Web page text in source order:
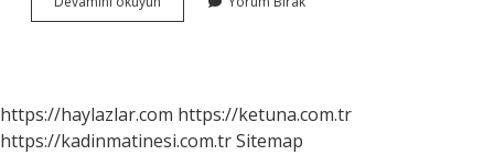
Dan
Yapılır
https://haylazlar.com https://ketuna.com.tr
https://kadinmatinesi.com.trSitemap